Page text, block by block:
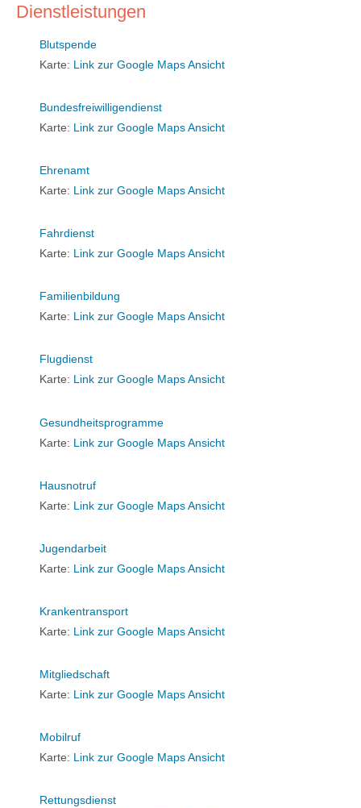
Dienstleistungen
Blutspende
Karte: Link zur Google Maps Ansicht
Bundesfreiwilligendienst
Karte: Link zur Google Maps Ansicht
Ehrenamt
Karte: Link zur Google Maps Ansicht
Fahrdienst
Karte: Link zur Google Maps Ansicht
Familienbildung
Karte: Link zur Google Maps Ansicht
Flugdienst
Karte: Link zur Google Maps Ansicht
Gesundheitsprogramme
Karte: Link zur Google Maps Ansicht
Hausnotruf
Karte: Link zur Google Maps Ansicht
Jugendarbeit
Karte: Link zur Google Maps Ansicht
Krankentransport
Karte: Link zur Google Maps Ansicht
Mitgliedschaft
Karte: Link zur Google Maps Ansicht
Mobilruf
Karte: Link zur Google Maps Ansicht
Rettungsdienst